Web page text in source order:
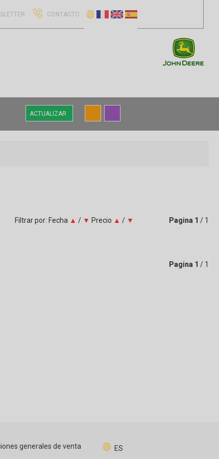
CONTACTO
ACTUALIZAR
Filtrar por: Fecha ▲ / ▼ Precio ▲ / ▼ Pagina 1 / 1
Pagina 1 / 1
ES
generales de venta